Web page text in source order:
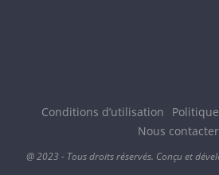
Conditions d’utilisation
Nous contacter
@ 2023 - Tous droits réservés. Conçu et